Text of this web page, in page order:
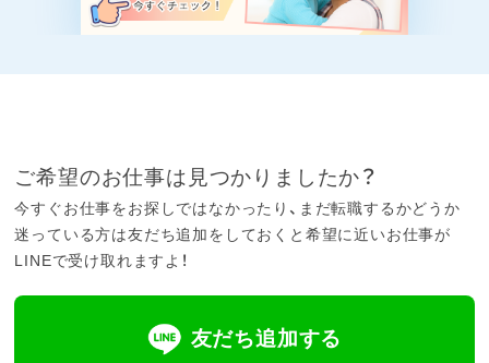
ご希望のお仕事は見つかりましたか？
今すぐお仕事をお探しではなかったり、まだ転職するかどうか
迷っている方は友だち追加をしておくと希望に近いお仕事が
LINEで受け取れますよ！
友だち追加する